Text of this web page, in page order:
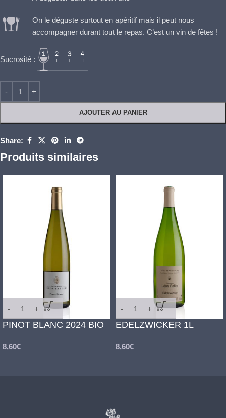
On le déguste surtout en apéritif mais il peut nous
accompagner durant tout le repas. C’est un vin de fêtes !
Sucrosité :
AJOUTER AU PANIER
Share:
Produits similaires
PINOT BLANC 2024 BIO
8,60€
EDELZWICKER 1L
8,60€